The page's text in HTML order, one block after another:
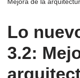
Mejora de la
Lo
3.2: